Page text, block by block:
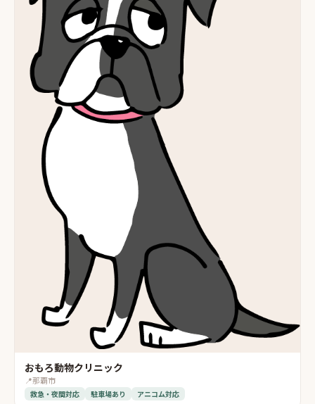
おもろ動物クリニック
📍那覇市
救急・夜間対応 駐車場あり アニコム対応